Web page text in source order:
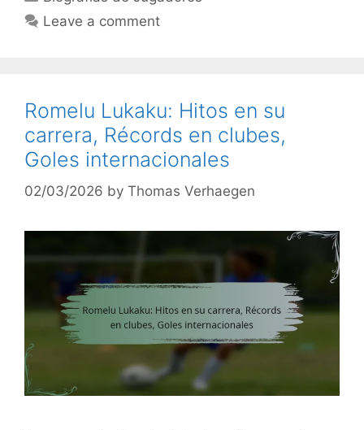
Leave a comment
Romelu Lukaku: Hitos en su
carrera, Récords en clubes,
Goles internacionales
02/03/2026 by Thomas Verhaegen